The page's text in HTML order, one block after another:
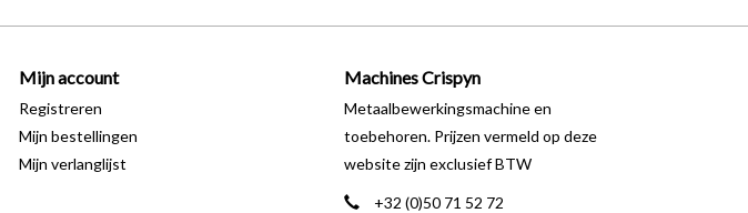
Mijn account
Registreren
Mijn bestellingen
Mijn verlanglijst
Machines Crispyn
Metaalbewerkingsmachine en
toebehoren. Prijzen vermeld op deze
website zijn exclusief BTW
+32 (0)50 71 52 72